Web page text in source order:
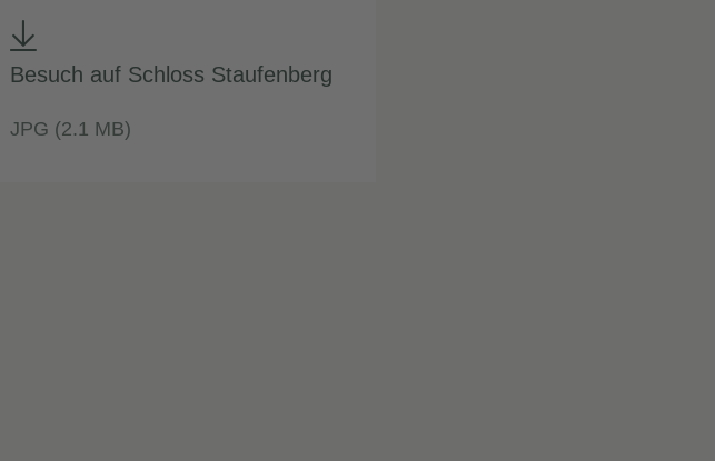
Besuch auf Schloss Staufenberg
JPG (2.1 MB)